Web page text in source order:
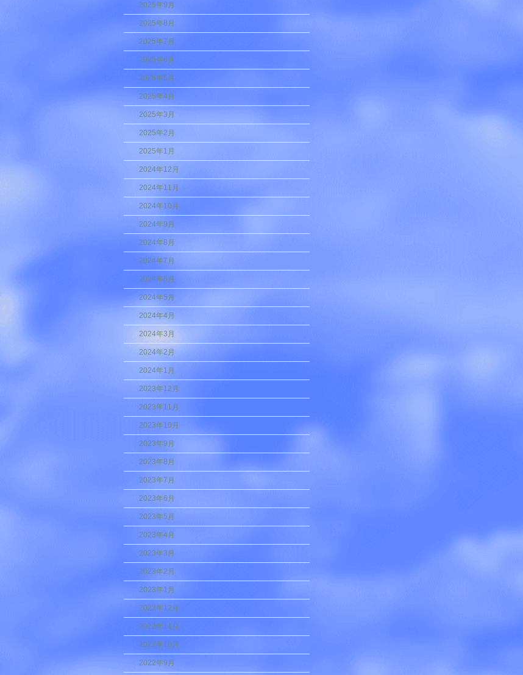
2025年9月
2025年8月
2025年7月
2025年6月
2025年5月
2025年4月
2025年3月
2025年2月
2025年1月
2024年12月
2024年11月
2024年10月
2024年9月
2024年8月
2024年7月
2024年6月
2024年5月
2024年4月
2024年3月
2024年2月
2024年1月
2023年12月
2023年11月
2023年10月
2023年9月
2023年8月
2023年7月
2023年6月
2023年5月
2023年4月
2023年3月
2023年2月
2023年1月
2022年12月
2022年11月
2022年10月
2022年9月